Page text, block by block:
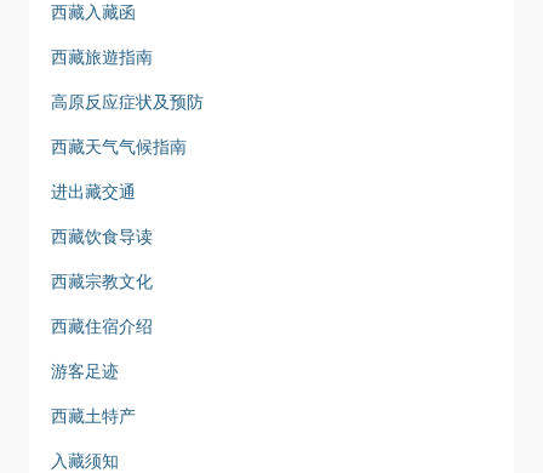
西藏入藏函
西藏旅遊指南
高原反应症状及预防
西藏天气气候指南
进出藏交通
西藏饮食导读
西藏宗教文化
西藏住宿介绍
游客足迹
西藏土特产
入藏须知